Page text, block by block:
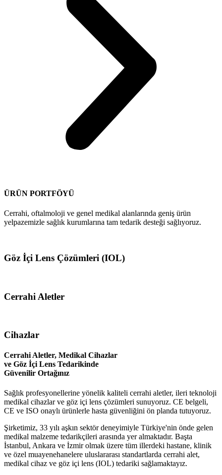
ÜRÜN PORTFÖYÜ
Cerrahi, oftalmoloji ve genel medikal alanlarında geniş ürün
yelpazemizle sağlık kurumlarına tam tedarik desteği sağlıyoruz.
Göz İçi Lens Çözümleri (IOL)
Cerrahi Aletler
Cihazlar
Cerrahi Aletler, Medikal Cihazlar
ve Göz İçi Lens Tedarikinde
Güvenilir Ortağınız
Sağlık profesyonellerine yönelik kaliteli cerrahi aletler, ileri teknoloji
medikal cihazlar ve göz içi lens çözümleri sunuyoruz. CE belgeli,
CE ve ISO onaylı ürünlerle hasta güvenliğini ön planda tutuyoruz.
Şirketimiz, 33 yılı aşkın sektör deneyimiyle Türkiye'nin önde gelen
medikal malzeme tedarikçileri arasında yer almaktadır. Başta
İstanbul, Ankara ve İzmir olmak üzere tüm illerdeki hastane, klinik
ve özel muayenehanelere uluslararası standartlarda cerrahi alet,
medikal cihaz ve göz içi lens (IOL) tedariki sağlamaktayız.